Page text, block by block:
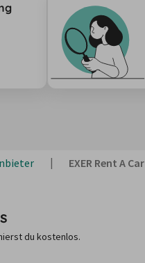
EXER Rent A Car
du kostenlos.